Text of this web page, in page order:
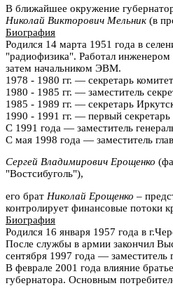
В ближайшее окружение
Николай Викторович Мельник (в
Биография
Родился 14 марта 1951 года в
"радиофизика". Работал
затем начальником ЭВМ.
1978 - 1980 гг. — секретарь
1980 - 1985 гг. — заместитель
1985 - 1989 гг. — секретарь
1990 - 1991 гг. — первый
С 1991 года — заместитель
С мая 1998 года — заместитель
Сергей Владимирович Ерощенко
"Востсибуголь"),
его брат Николай Ерощенко –
контролирует финансовые потоки
Биография
Родился 16 января 1957 года в
После службы в армии закончил
сентября 1997 года — заместитель
В феврале 2001 года влияние
губернатора. Основным